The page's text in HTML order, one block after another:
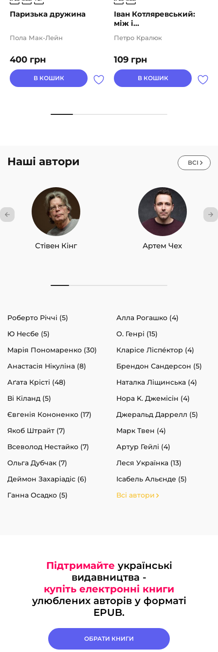
Паризька дружина
400 грн
Пола Мак-Лейн
В КОШИК
Іван Котляревський:
між і...
109 грн
Петро Кралюк
В КОШИК
Наші автори ВСІ
Стівен Кінг Артем Чех
Роберто Річчі (5)
Алла Рогашко (4)
Ю Несбе (5)
О. Генрі (15)
Марія Пономаренко (30)
Кларісе Ліспéктор (4)
Анастасія Нікуліна (8)
Брендон Сандерсон (5)
Аґата Крісті (48)
Наталка Ліщинська (4)
Ві Кіланд (5)
Нора K. Джемісін (4)
Євгенія Кононенко (17)
Джеральд Даррелл (5)
Якоб Штрайт (7)
Марк Твен (4)
Всеволод Нестайко (7)
Артур Гейлі (4)
Ольга Дубчак (7)
Леся Українка (13)
Деймон Захаріадіс (6)
Ісабель Альєнде (5)
Ганна Осадко (5)
Всі автори
Підтримайте українські
видавництва -
купіть електронні книги
улюблених авторів у форматі
EPUB.
ОБРАТИ КНИГИ